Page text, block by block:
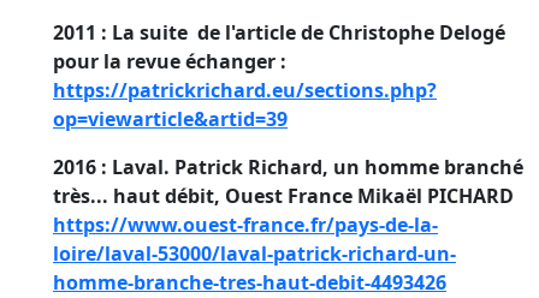
2011 : La suite de l'article de Christophe Delogé
pour la revue échanger :
https://patrickrichard.eu/sections.php?
op=viewarticle&artid=39
2016 : Laval. Patrick Richard, un homme branché
très... haut débit, Ouest France Mikaël PICHARD
https://www.ouest-france.fr/pays-de-la-
loire/laval-53000/laval-patrick-richard-un-
homme-branche-tres-haut-debit-4493426